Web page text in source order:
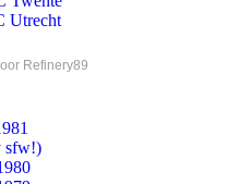
Utrecht
Refinery89
sfw!)